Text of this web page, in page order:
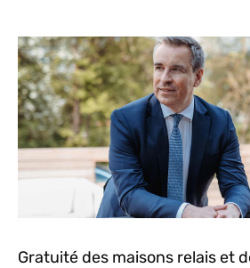
Gratuité des maisons relais et